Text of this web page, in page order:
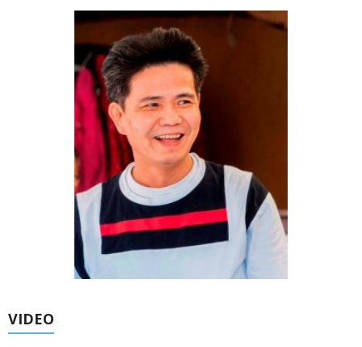
VIDEO